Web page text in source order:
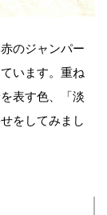
のジャンパー
います。重ね
表す色、「淡
をしてみまし